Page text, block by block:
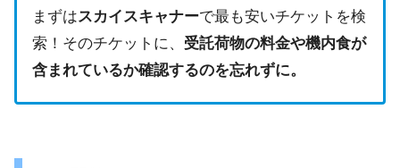
まずはスカイスキャナーで最も安いチケットを検
索！そのチケットに、 受託荷物の料金や機内食が
含まれているか確認するのを忘れずに。